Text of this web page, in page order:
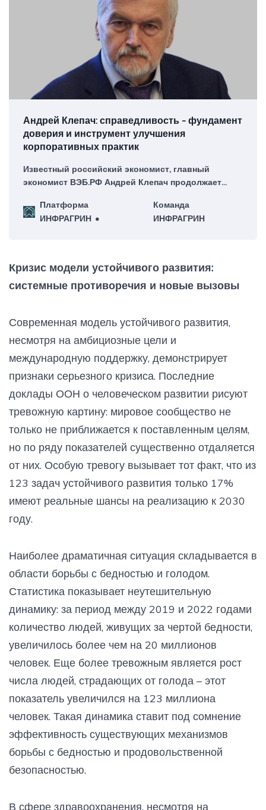
Андрей Клепач: справедливость - фундамент
доверия и инструмент улучшения
корпоративных практик
Известный российский экономист, главный
экономист ВЭБ.РФ Андрей Клепач продолжает
повестке устойчивого развития во второй части
экспертизы ИНФРАГРИН.
Платформа
ИНФРАГРИН
Команда
ИНФРАГРИН
Кризис модели устойчивого развития:
системные противоречия и новые вызовы
Современная модель устойчивого развития,
несмотря на амбициозные цели и
международную поддержку, демонстрирует
признаки серьезного кризиса. Последние
доклады ООН о человеческом развитии рисуют
тревожную картину: мировое сообщество не
только не приближается к поставленным целям,
но по ряду показателей существенно отдаляется
от них. Особую тревогу вызывает тот факт, что из
123 задач устойчивого развития только 17%
имеют реальные шансы на реализацию к 2030
году.
Наиболее драматичная ситуация складывается в
области борьбы с бедностью и голодом.
Статистика показывает неутешительную
динамику: за период между 2019 и 2022 годами
количество людей, живущих за чертой бедности,
увеличилось более чем на 20 миллионов
человек. Еще более тревожным является рост
числа людей, страдающих от голода – этот
показатель увеличился на 123 миллиона
человек. Такая динамика ставит под сомнение
эффективность существующих механизмов
борьбы с бедностью и продовольственной
безопасностью.
В сфере здравоохранения, несмотря на